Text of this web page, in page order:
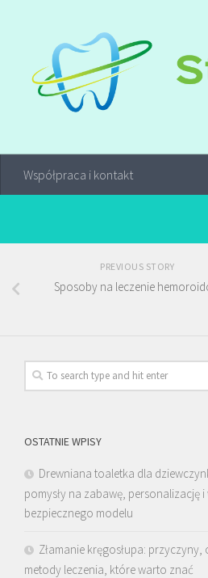
Współpraca i kontakt
PREVIOUS STORY
Sposoby na leczenie
OSTATNIE WPISY
Drewniana toaletka dla
pomysły na zabawę, personalizację
bezpiecznego modelu
Złamanie kręgosłupa: przyczyny,
metody leczenia, które warto znać